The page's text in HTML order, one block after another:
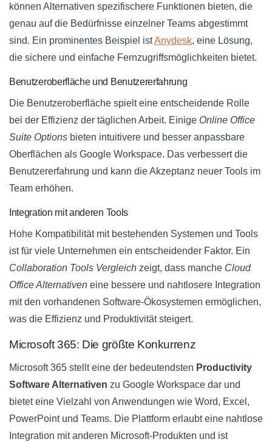
können Alternativen spezifischere Funktionen bieten, die
genau auf die Bedürfnisse einzelner Teams abgestimmt
sind. Ein prominentes Beispiel istAnydesk, eine Lösung,
die sichere und einfache Fernzugriffsmöglichkeiten bietet.
Benutzeroberfläche und Benutzererfahrung
Die Benutzeroberfläche spielt eine entscheidende Rolle
bei der Effizienz der täglichen Arbeit. Einige Online Office
Suite Options bieten intuitivere und besser anpassbare
Oberflächen als Google Workspace. Das verbessert die
Benutzererfahrung und kann die Akzeptanz neuer Tools im
Team erhöhen.
Integration mit anderen Tools
Hohe Kompatibilität mit bestehenden Systemen und Tools
ist für viele Unternehmen ein entscheidender Faktor. Ein
Collaboration Tools Vergleich zeigt, dass manche Cloud
Office Alternativen eine bessere und nahtlosere Integration
mit den vorhandenen Software-Ökosystemen ermöglichen,
was die Effizienz und Produktivität steigert.
Microsoft 365: Die größte Konkurrenz
Microsoft 365 stellt eine der bedeutendsten Productivity
Software Alternativen zu Google Workspace dar und
bietet eine Vielzahl von Anwendungen wie Word, Excel,
PowerPoint und Teams. Die Plattform erlaubt eine nahtlose
Integration mit anderen Microsoft-Produkten und ist